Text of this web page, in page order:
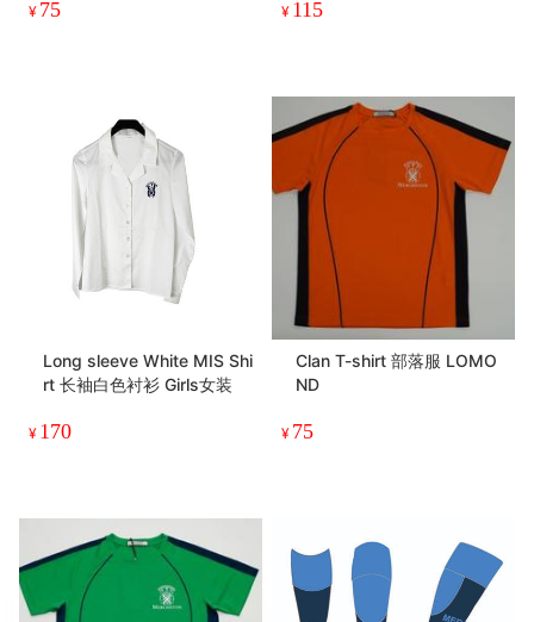
¥ 75 ¥ 115
Long sleeve White MIS Shi
rt 长袖白色衬衫 Girls女装
¥ 170
Clan T-shirt 部落服 LOMO
ND
¥ 75